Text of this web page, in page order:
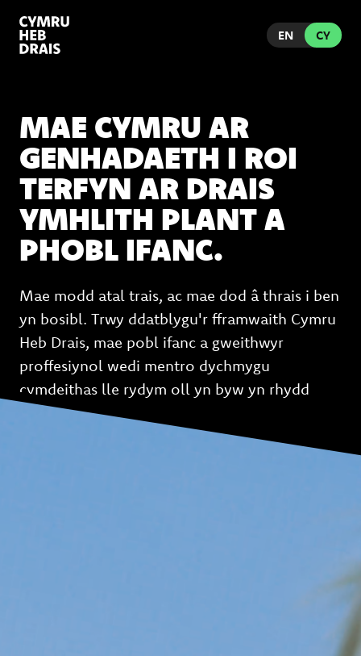
EN CY
MAE CYMRU AR
GENHADAETH I ROI
TERFYN AR DRAIS
YMHLITH PLANT A
PHOBL IFANC.
Mae modd atal trais, ac mae dod â thrais i ben
yn bosibl. Trwy ddatblygu'r fframwaith Cymru
Heb Drais, mae pobl ifanc a gweithwyr
proffesiynol wedi mentro dychmygu
cymdeithas lle rydym oll yn byw yn rhydd
rhag trais.